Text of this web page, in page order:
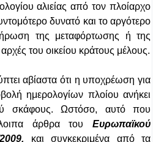
αλιείας από τον πλοίαρχο
δυνατό και το αργότερο
της μεταφόρτωσης ή της
του οικείου κράτους μέλους.
αβίαστα ότι η υποχρέωση για
ημερολογίων πλοίου ανήκει
σκάφους. Ωστόσο, αυτό που
άρθρα τουΕυρωπαϊκού
και συγκεκριμένα από τα